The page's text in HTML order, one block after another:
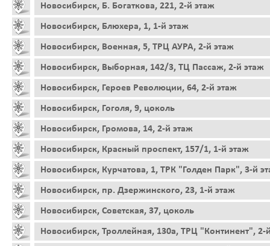
Новосибирск, Б. Богаткова, 221, 2-й этаж
Новосибирск, Блюхера, 1, 1-й этаж
Новосибирск, Военная, 5, ТРЦ АУРА, 2-й этаж
Новосибирск, Выборная, 142/3, ТЦ Пассаж, 2-й этаж
Новосибирск, Героев Революции, 64, 2-й этаж
Новосибирск, Гоголя, 9, цоколь
Новосибирск, Громова, 14, 2-й этаж
Новосибирск, Красный проспект, 157/1, 1-й этаж
Новосибирск, Курчатова, 1, ТРК "Голден Парк", 3-й
Новосибирск, пр. Дзержинского, 23, 1-й этаж
Новосибирск, Советская, 37, цоколь
Новосибирск, Троллейная, 130а, ТРЦ "Континент", 2-